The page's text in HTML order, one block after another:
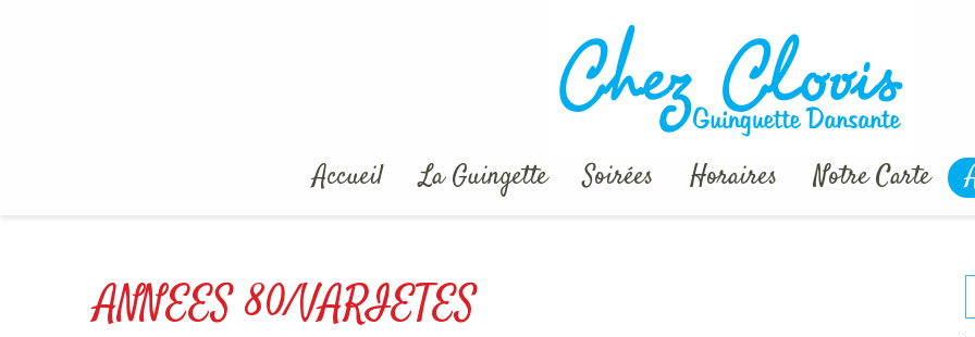
Agenda de la Guinguette Dansante "Chez
Accueil La Guingette Soirées Horaires Notre Carte
ANNEES 80/VARIETES